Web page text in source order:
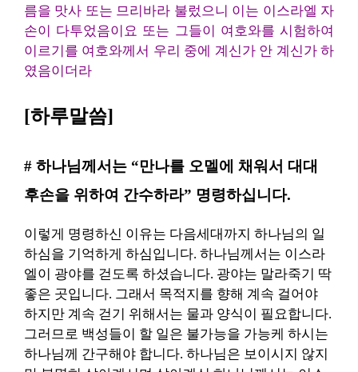
름을 맛사 또는 므리바라 불렀으니 이는 이스라엘 자
손이 다투었음이요 또는 그들이 여호와를 시험하여
이르기를 여호와께서 우리 중에 계신가 안 계신가 하
였음이더라
[하루말씀]
# 하나님께서는 “만나를 오멜에 채워서 대대
후손을 위하여 간수하라” 명령하십니다.
이렇게 명령하신 이유는 다음세대까지 하나님의 일
하심을 기억하게 하심입니다. 하나님께서는 이스라
엘이 광야를 걷도록 하셨습니다. 광야는 말라죽기 딱
좋은 곳입니다. 그래서 목적지를 향해 계속 걸어야
하지만 계속 걷기 위해서는 물과 양식이 필요합니다.
그러므로 백성들이 할 일은 불가능을 가능케 하시는
하나님께 간구해야 합니다. 하나님은 보이시지 않지